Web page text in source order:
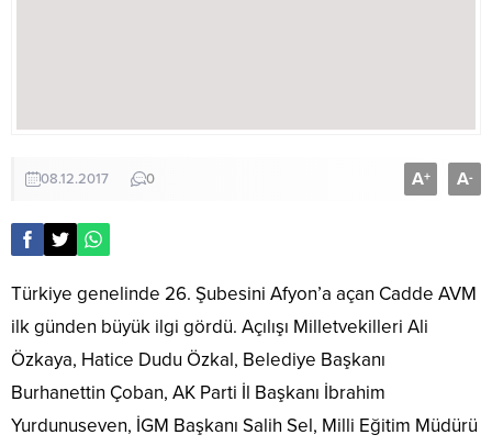
08.12.2017 0 A+ A-
Türkiye genelinde 26. Şubesini Afyon’a açan Cadde AVM
ilk günden büyük ilgi gördü. Açılışı Milletvekilleri Ali
Özkaya, Hatice Dudu Özkal, Belediye Başkanı
Burhanettin Çoban, AK Parti İl Başkanı İbrahim
Yurdunuseven, İGM Başkanı Salih Sel, Milli Eğitim Müdürü